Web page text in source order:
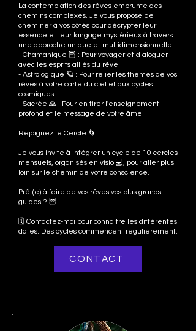
La contemplation des rêves emprunte des
chemins complexes. Je vous propose de
cheminer à vos côtés pour décrypter leur
essence et leur langage mystérieux à travers
une approche unique et multidimensionnelle :
- Chamanique 🦉 : Pour voyager et dialoguer
avec les esprits alliés du rêve.
- Astrologique 🪐 : Pour relier les thèmes de vos
rêves à votre carte du ciel et aux cycles
cosmiques.
- Sacrée 🙏 : Pour en tirer l'enseignement
profond et le message de votre âme.
Rejoignez le Cercle 🌀
Je vous invite à intégrer un cycle de 10 cercles
mensuels, organisés en visio 💻, pour aller plus
loin sur le chemin de votre conscience.
Prêt(e) à faire de vos rêves vos plus grands
guides ? 🦉
🗓️ Contactez-moi pour connaitre les différentes
dates. Des cycles commencent régulièrement.
CONTACT